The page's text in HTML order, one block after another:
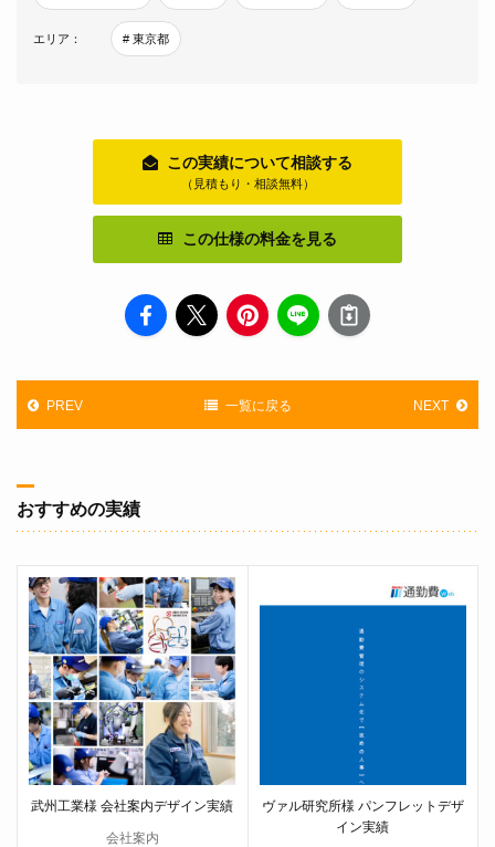
エリア： # 東京都
この実績について相談する
（見積もり・相談無料）
この仕様の料金を見る
PREV 一覧に戻る NEXT
おすすめの実績
武州工業様 会社案内デザイン実績
会社案内
ヴァル研究所様 パンフレットデザ
イン実績